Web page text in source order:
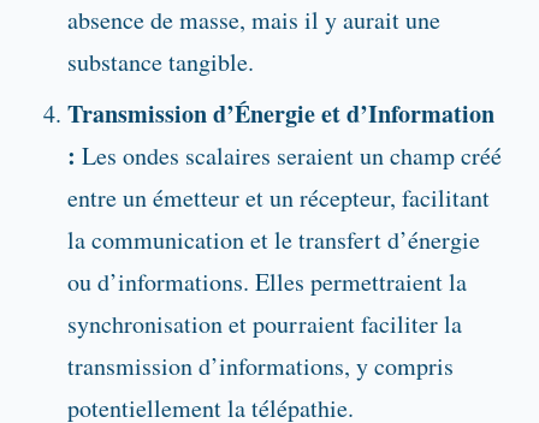
absence de masse, mais il y aurait une
substance tangible.
Transmission d’Énergie et d’Information
: Les ondes scalaires seraient un champ créé
entre un émetteur et un récepteur, facilitant
la communication et le transfert d’énergie
ou d’informations. Elles permettraient la
synchronisation et pourraient faciliter la
transmission d’informations, y compris
potentiellement la télépathie.